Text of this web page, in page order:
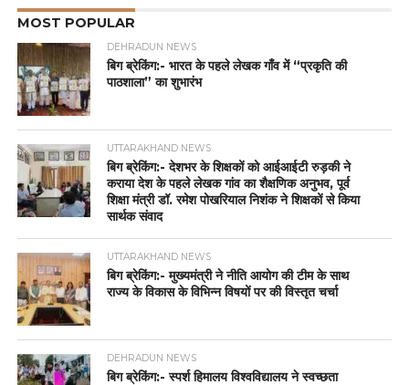
MOST POPULAR
DEHRADUN NEWS
बिग ब्रेकिंग:- भारत के पहले लेखक गाँव में “प्रकृति की
पाठशाला” का शुभारंभ
UTTARAKHAND NEWS
बिग ब्रेकिंग:- देशभर के शिक्षकों को आईआईटी रुड़की ने
कराया देश के पहले लेखक गांव का शैक्षणिक अनुभव, पूर्व
शिक्षा मंत्री डॉ. रमेश पोखरियाल निशंक ने शिक्षकों से किया
सार्थक संवाद
UTTARAKHAND NEWS
बिग ब्रेकिंग:- मुख्यमंत्री ने नीति आयोग की टीम के साथ
राज्य के विकास के विभिन्न विषयों पर की विस्तृत चर्चा
DEHRADUN NEWS
बिग ब्रेकिंग:- स्पर्श हिमालय विश्वविद्यालय ने स्वच्छता